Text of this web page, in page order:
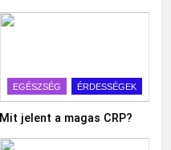
EGÉSZSÉG ÉRDESSÉGEK
Mit jelent a magas CRP?